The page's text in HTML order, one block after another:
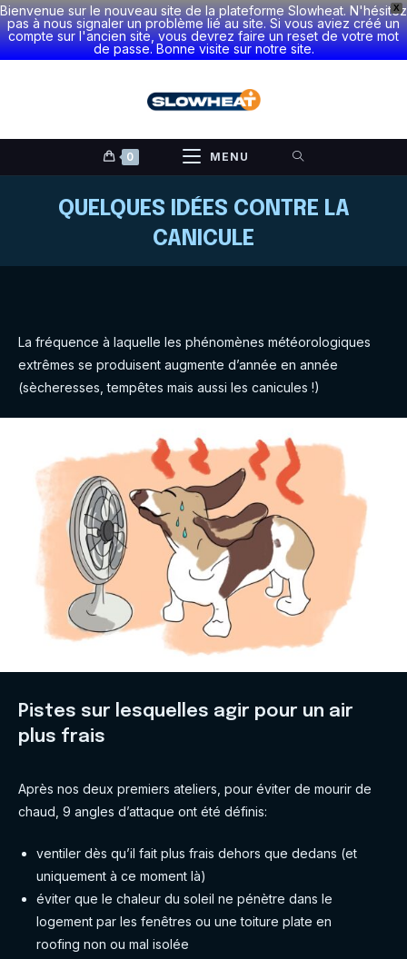
X
Bienvenue sur le nouveau site de la plateforme Slowheat. N'hésitez
pas à nous signaler un problème lié au site. Si vous aviez créé un
compte sur l'ancien site, vous devrez faire un reset de votre mot
de passe. Bonne visite sur notre site.
0 MENU
QUELQUES IDÉES CONTRE LA
CANICULE
La fréquence à laquelle les phénomènes météorologiques
extrêmes se produisent augmente d’année en année
(sècheresses, tempêtes mais aussi les canicules !)
Pistes sur lesquelles agir pour un air
plus frais
Après nos deux premiers ateliers, pour éviter de mourir de
chaud, 9 angles d’attaque ont été définis:
ventiler dès qu’il fait plus frais dehors que dedans (et
uniquement à ce moment là)
éviter que le chaleur du soleil ne pénètre dans le
logement par les fenêtres ou une toiture plate en
roofing non ou mal isolée